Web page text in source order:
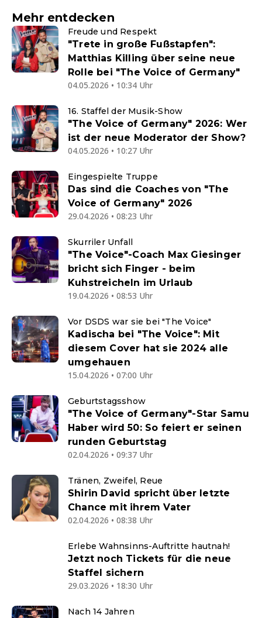
Mehr entdecken
Freude und Respekt
"Trete in große Fußstapfen":
Matthias Killing über seine neue
Rolle bei "The Voice of Germany"
04.05.2026 • 10:34 Uhr
16. Staffel der Musik-Show
"The Voice of Germany" 2026: Wer
ist der neue Moderator der Show?
04.05.2026 • 10:27 Uhr
Eingespielte Truppe
Das sind die Coaches von "The
Voice of Germany" 2026
29.04.2026 • 08:23 Uhr
Skurriler Unfall
"The Voice"-Coach Max Giesinger
bricht sich Finger - beim
Kuhstreicheln im Urlaub
19.04.2026 • 08:53 Uhr
Vor DSDS war sie bei "The Voice"
Kadischa bei "The Voice": Mit
diesem Cover hat sie 2024 alle
umgehauen
15.04.2026 • 07:00 Uhr
Geburtstagsshow
"The Voice of Germany"-Star Samu
Haber wird 50: So feiert er seinen
runden Geburtstag
02.04.2026 • 09:37 Uhr
Tränen, Zweifel, Reue
Shirin David spricht über letzte
Chance mit ihrem Vater
02.04.2026 • 08:38 Uhr
Erlebe Wahnsinns-Auftritte hautnah!
Jetzt noch Tickets für die neue
Staffel sichern
29.03.2026 • 18:30 Uhr
Nach 14 Jahren